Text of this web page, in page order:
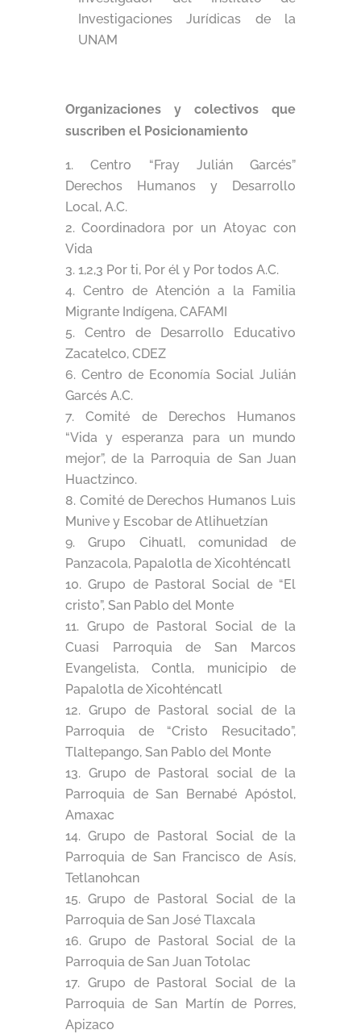
Investigaciones Jurídicas de la
UNAM
Organizaciones y colectivos que
suscriben el Posicionamiento
Centro “Fray Julián Garcés”
Derechos Humanos y Desarrollo
Local, A.C.
Coordinadora por un Atoyac con
Vida
1,2,3 Por ti, Por él y Por todos A.C.
Centro de Atención a la Familia
Migrante Indígena, CAFAMI
Centro de Desarrollo Educativo
Zacatelco, CDEZ
Centro de Economía Social Julián
Garcés A.C.
Comité de Derechos Humanos
“Vida y esperanza para un mundo
mejor”, de la Parroquia de San Juan
Huactzinco.
Comité de Derechos Humanos Luis
Munive y Escobar de Atlihuetzían
Grupo Cihuatl, comunidad de
Panzacola, Papalotla de Xicohténcatl
Grupo de Pastoral Social de “El
cristo”, San Pablo del Monte
Grupo de Pastoral Social de la
Cuasi Parroquia de San Marcos
Evangelista, Contla, municipio de
Papalotla de Xicohténcatl
Grupo de Pastoral social de la
Parroquia de “Cristo Resucitado”,
Tlaltepango, San Pablo del Monte
Grupo de Pastoral social de la
Parroquia de San Bernabé Apóstol,
Amaxac
Grupo de Pastoral Social de la
Parroquia de San Francisco de Asís,
Tetlanohcan
Grupo de Pastoral Social de la
Parroquia de San José Tlaxcala
Grupo de Pastoral Social de la
Parroquia de San Juan Totolac
Grupo de Pastoral Social de la
Parroquia de San Martín de Porres,
Apizaco